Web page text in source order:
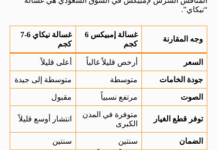
“نيكاي”.
وجه المقارنة
غسالة إمبيكس 6
كجم
غسالة نيكاي 6-7
كجم
السعر أرخص قليلاً غالباً أعلى قليلاً
جودة الخامات متوسطة متوسطة إلى جيدة
الصوت مرتفع نسبياً مقبول
توفر قطع الغيار
متوفرة في المدن
الكبرى
انتشار أوسع قليلاً
الضمان سنتين
سنتين